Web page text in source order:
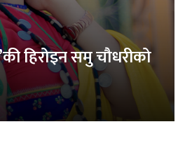
हिरोइन समु चौधरीको